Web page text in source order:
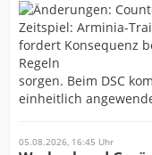
sorgen. Beim DSC
einheitlich
05.08.2026, 16:45 Uhr